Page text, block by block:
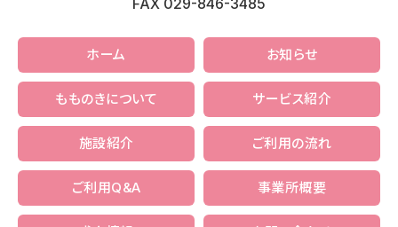
ホーム お知らせ
もものきについて サービス紹介
施設紹介 ご利用の流れ
ご利用Q&A 事業所概要